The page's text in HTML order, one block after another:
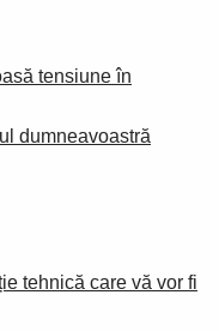
tensiune în
dumneavoastră
tehnică care vă vor fi